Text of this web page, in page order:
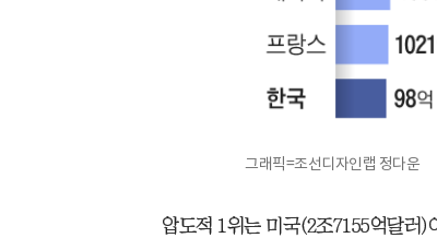
그래픽=조선디자인랩 정다운
압도적 1위는 미국(2조7155억달러